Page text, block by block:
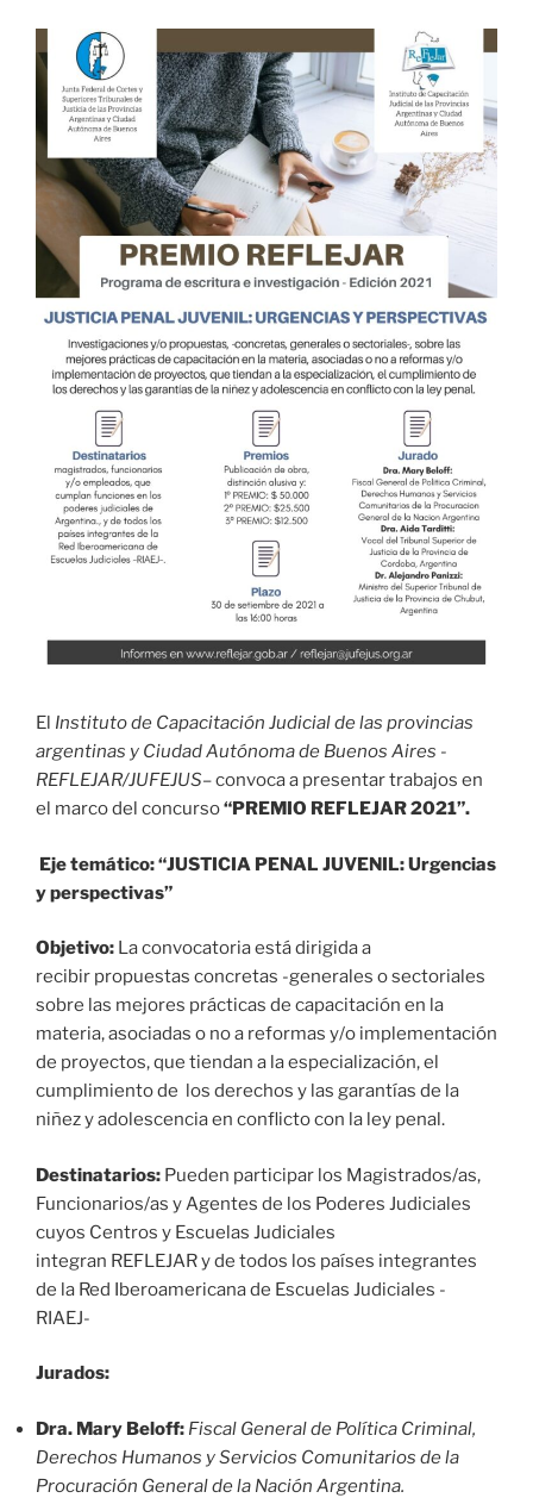
El Instituto de Capacitación Judicial de las provincias
argentinas y Ciudad Autónoma de Buenos Aires -
REFLEJAR/JUFEJUS– convoca a presentar trabajos en
el marco del concurso“PREMIO REFLEJAR 2021”.
Eje temático: “JUSTICIA PENAL JUVENIL: Urgencias
y perspectivas”
Objetivo: La convocatoria está dirigida a
recibir propuestas concretas -generales o sectoriales
sobre las mejores prácticas de capacitación en la
materia, asociadas o no a reformas y/o implementación
de proyectos, que tiendan a la especialización, el
cumplimiento de los derechos y las garantías de la
niñez y adolescencia en conflicto con la ley penal.
Destinatarios: Pueden participar los Magistrados/as,
Funcionarios/as y Agentes de los Poderes Judiciales
cuyos Centros y Escuelas Judiciales
integran REFLEJAR y de todos los países integrantes
de la Red Iberoamericana de Escuelas Judiciales -
RIAEJ-
Jurados:
Dra. Mary Beloff: Fiscal General de Política Criminal,
Derechos Humanos y Servicios Comunitarios de la
Procuración General de la Nación Argentina.